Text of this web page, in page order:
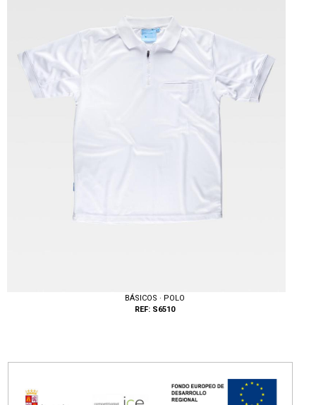
Tallas: S, M, L, XL, XXL, 3XL
BÁSICOS · POLO
REF: S6510